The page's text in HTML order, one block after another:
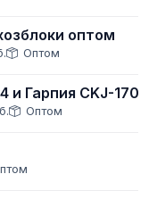
оптом
Оптом
Гарпия CKJ-1708
Оптом